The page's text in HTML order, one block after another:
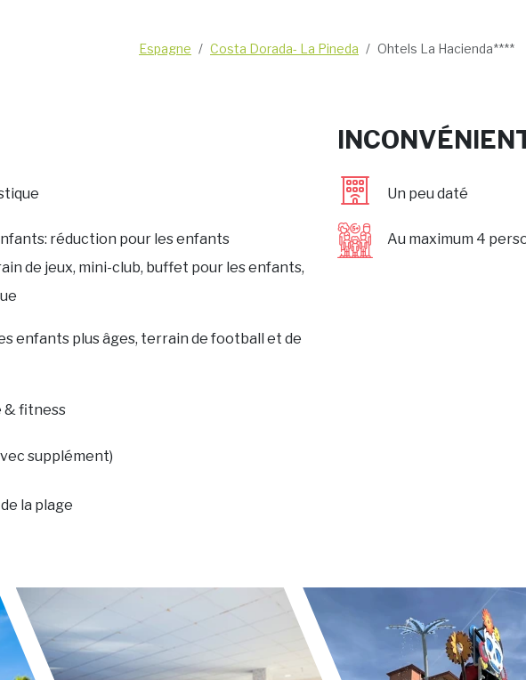
Espagne Costa Dorada- La Pineda Ohtels La Hacienda****
réduction pour les enfants
de jeux, mini-club, buffet pour les enfants,
enfants plus âges, terrain de football et de
& fitness
supplément)
la plage
Un peu daté
Au maximum 4